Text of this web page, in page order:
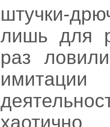
штучки-
лишь для
раз